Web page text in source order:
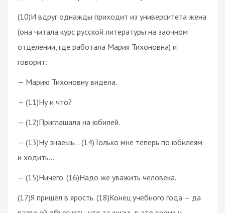
(10)И вдруг однажды приходит из университета жена
(она читала курс русской литературы на заочном
отделении, где работала Мария Тихоновна) и
говорит:
— Марию Тихоновну видела.
— (11)Ну и что?
— (12)Приглашала на юбилей.
— (13)Ну знаешь… (14)Только мне теперь по юбилеям
и ходить…
— (15)Ничего. (16)Надо же уважить человека.
(17)Я пришёл в ярость. (18)Конец учебного года — да